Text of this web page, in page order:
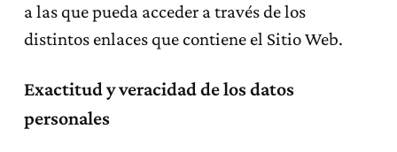
a las que pueda acceder a través de los
distintos enlaces que contiene el Sitio Web.
Exactitud y veracidad de los datos
personales